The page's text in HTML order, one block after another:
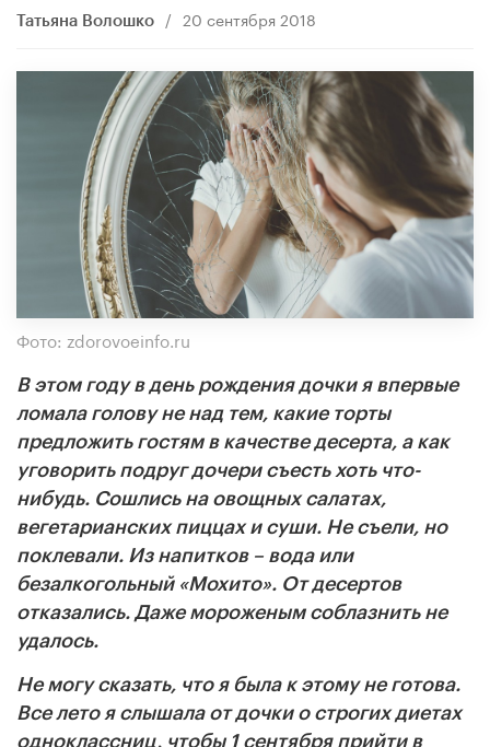
Татьяна Волошко / 20 сентября 2018
Фото: zdorovoeinfo.ru
В этом году в день рождения дочки я впервые
ломала голову не над тем, какие торты
предложить гостям в качестве десерта, а как
уговорить подруг дочери съесть хоть что-
нибудь. Сошлись на овощных салатах,
вегетарианских пиццах и суши. Не съели, но
поклевали. Из напитков – вода или
безалкогольный «Мохито». От десертов
отказались. Даже мороженым соблазнить не
удалось.
Не могу сказать, что я была к этому не готова.
Все лето я слышала от дочки о строгих диетах
одноклассниц, чтобы 1 сентября прийти в